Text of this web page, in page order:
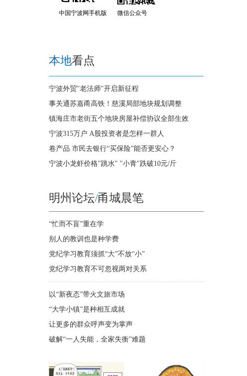
中国宁波网手机版 微信公众号
本地看点
宁波外贸"老法师"开启新征程
事关通苏嘉甬高铁！慈溪局部地块规划调整
镇海庄市老街五个地块房屋补偿协议全部生效
宁波315万户 A股投资者是怎样一群人
卷产品 市民去银行“买保险”能否更安心？
宁波小龙虾价格"跳水" "小青"跌破10元/斤
明州论坛/甬城晨笔
“忙而不盲”重在学
别人的教训也是种学费
党纪学习教育须抓“大”不放“小”
党纪学习教育不可忽视两对关系
以“新夜态”带火文旅市场
“大学小镇”是种相互成就
让更多的群众呼声变为掌声
破解“一人失能，全家失衡”难题